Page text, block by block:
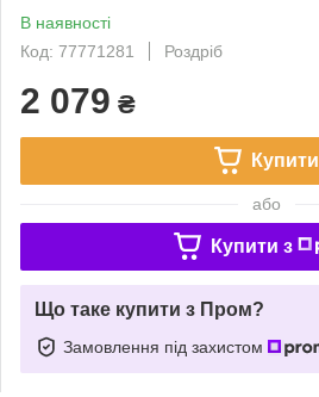
В наявності
Код: 77771281
Роздріб
2 079 ₴
Купити
або
Купити з
Що таке купити з Пром?
Замовлення під захистом